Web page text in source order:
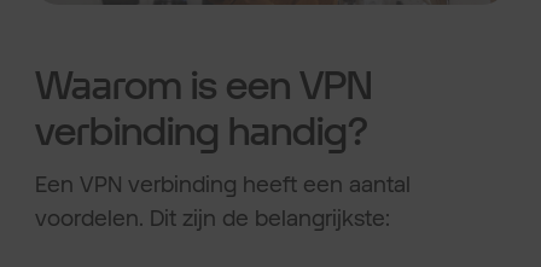
Waarom is een VPN
verbinding handig?
Een VPN verbinding heeft een aantal
voordelen. Dit zijn de belangrijkste: